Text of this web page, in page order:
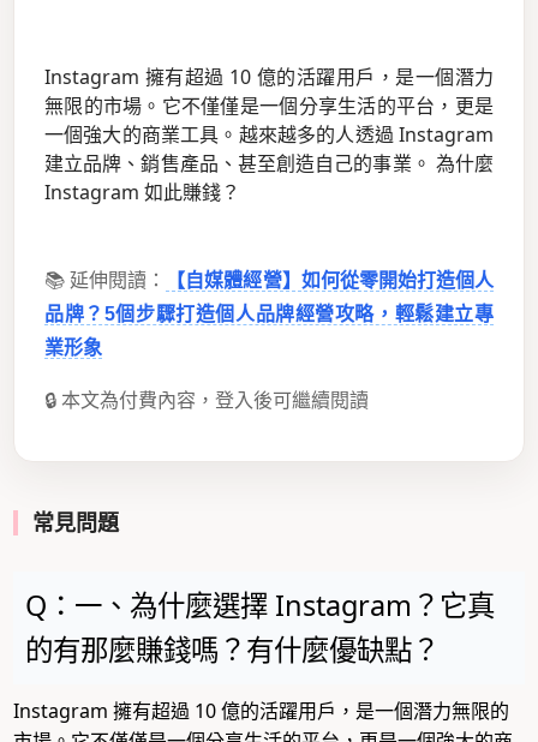
Instagram 擁有超過 10 億的活躍用戶，是一個潛力
無限的市場。它不僅僅是一個分享生活的平台，更是
一個強大的商業工具。越來越多的人透過 Instagram
建立品牌、銷售產品、甚至創造自己的事業。 為什麼
Instagram 如此賺錢？
📚 延伸閱讀：
【自媒體經營】如何從零開始打造個人
品牌？5個步驟打造個人品牌經營攻略，輕鬆建立專
業形象
🔒 本文為付費內容，登入後可繼續閱讀
常見問題
Q：一、為什麼選擇 Instagram？它真
的有那麼賺錢嗎？有什麼優缺點？
Instagram 擁有超過 10 億的活躍用戶，是一個潛力無限的